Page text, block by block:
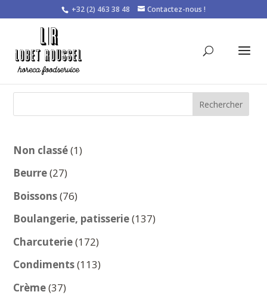
+32 (2) 463 38 48 Contactez-nous !
Rechercher
Non classé 11
Beurre 2727
produits
Boissons 7676
produits
Boulangerie, patisserie 137137
Charcuterie 172172
produits
Condiments 113113
Crème 3737